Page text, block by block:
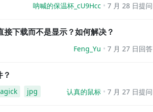
呐喊的保温杯_cU9Hcc 7 月 28 日提问
下载而不是显示？如何解决？
Feng_Yu 7 月 27 日回答
jpg 认真的鼠标 7 月 27 日提问